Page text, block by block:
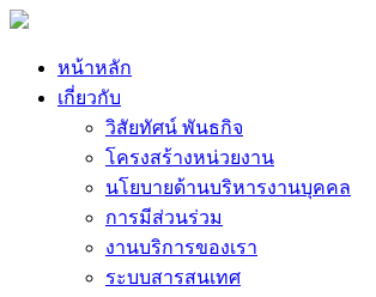
หน้าหลัก
เกี่ยวกับ
วิสัยทัศน์ พันธกิจ
โครงสร้างหน่วยงาน
นโยบายด้านบริหารงานบุคคล
การมีส่วนร่วม
งานบริการของเรา
ระบบสารสนเทศ